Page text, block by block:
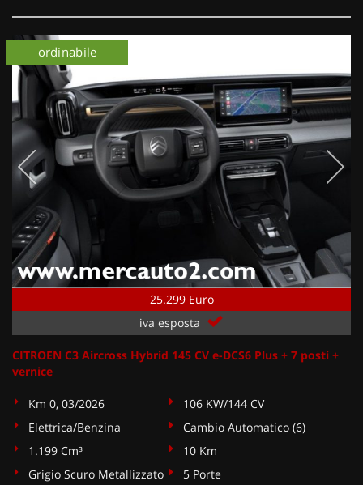
25.299 Euro
iva esposta
km 0
CITROEN C3 Aircross Hybrid 145 CV e-DCS6 Plus + 7 posti +
vernice
Km 0, 03/2026
106 KW/144 CV
Elettrica/Benzina
Cambio Automatico (6)
1.199 Cm³
10 Km
Grigio Scuro Metallizzato
5 Porte